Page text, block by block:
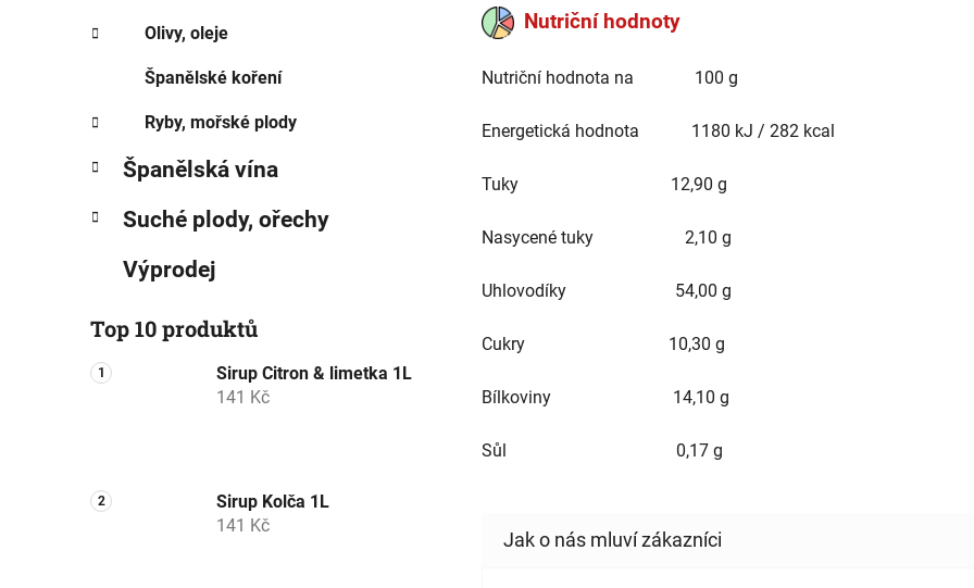
Olivy, oleje
Španělské koření
Ryby, mořské plody
Španělská vína
Suché plody, ořechy
Výprodej
Top 10 produktů
Sirup Citron & limetka 1L
141 Kč
Sirup Kolča 1L
141 Kč
Nutriční hodnoty
Nutriční hodnota na 100 g
Energetická hodnota 1180 kJ / 282 kcal
Tuky 12,90 g
Nasycené tuky 2,10 g
Uhlovodíky 54,00 g
Cukry 10,30 g
Bílkoviny 14,10 g
Sůl 0,17 g